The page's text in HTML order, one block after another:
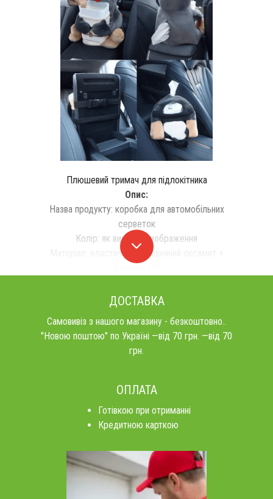
Плюшевий тримач для підлокітника
Опис:
Назва продукту: коробка для автомобільних
серветок
Колір: як виставка зображення
Матеріал: еластичний бавовняний оксамит +
ДОСТАВКА
Самовивіз з нашого магазину - безкоштовно..
"Новою поштою" по Україні —від 70 грн. —від 70
грн.
ОПЛАТА
Готівкою при отриманні
Кредитною карткою